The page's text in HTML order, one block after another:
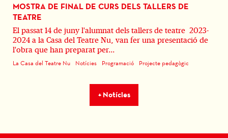
MOSTRA DE FINAL DE CURS DELS TALLERS DE
TEATRE
El passat 14 de juny l'alumnat dels tallers de teatre 2023-
2024 a la Casa del Teatre Nu, van fer una presentació de
l'obra que han preparat per...
La Casa del Teatre Nu Notícies Programació Projecte pedagògic
+ Notícies